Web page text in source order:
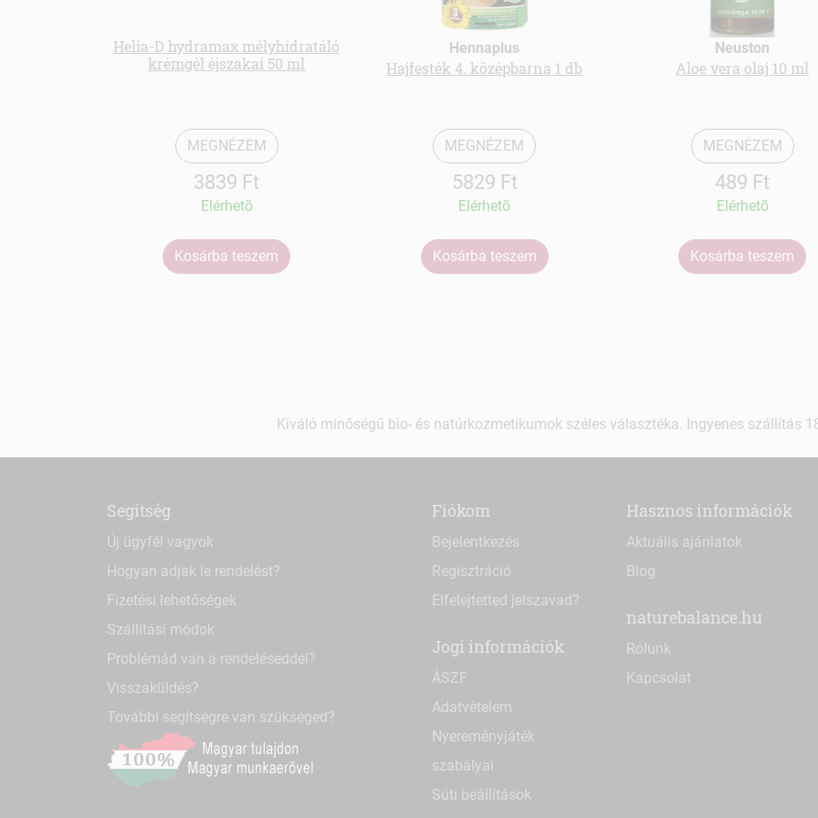
Helia-D hydramax mélyhidratáló
krémgél éjszakai 50 ml
MEGNÉZEM
3839 Ft
Elérhetõ
Kosárba teszem
Hennaplus
Hajfesték 4. középbarna 1 db
MEGNÉZEM
5829 Ft
Elérhetõ
Kosárba teszem
Neuston
Aloe vera olaj 10 ml
MEGNÉZEM
489 Ft
Elérhetõ
Kosárba teszem
Kiváló minőségű bio- és natúrkozmetikumok széles választéka. Ingyenes szállítás
Segítség
Új ügyfél vagyok
Hogyan adjak le rendelést?
Fizetési lehetőségek
Szállítási módok
Problémád van a rendeléseddel?
Visszaküldés?
További segítségre van szükséged?
Fiókom
Bejelentkezés
Regisztráció
Elfelejtetted jelszavad?
Jogi információk
ÁSZF
Adatvételem
Nyereményjáték
szabályai
Süti beállítások
Hasznos információk
Aktuális ajánlatok
Blog
naturebalance.hu
Rólunk
Kapcsolat